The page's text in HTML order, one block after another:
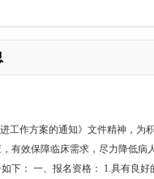
工作方案的通知》文件精神，为
有效保障临床需求，尽力降低病
下： 一、报名资格： 1.具有良好